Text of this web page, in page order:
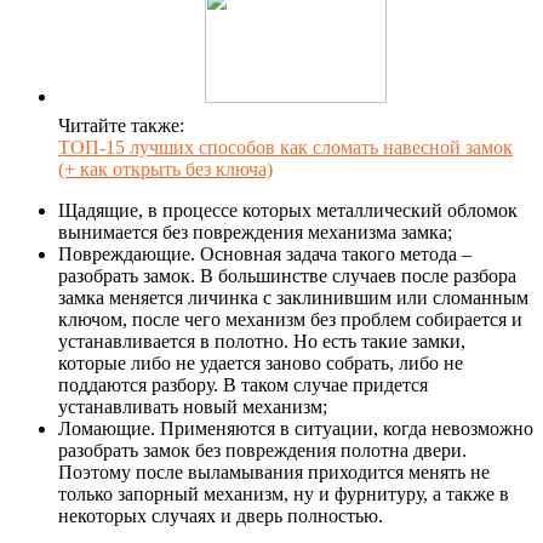
Читайте также:
ТОП-15 лучших способов как сломать навесной замок
(+ как открыть без ключа)
Щадящие, в процессе которых металлический обломок
вынимается без повреждения механизма замка;
Повреждающие. Основная задача такого метода –
разобрать замок. В большинстве случаев после разбора
замка меняется личинка с заклинившим или сломанным
ключом, после чего механизм без проблем собирается и
устанавливается в полотно. Но есть такие замки,
которые либо не удается заново собрать, либо не
поддаются разбору. В таком случае придется
устанавливать новый механизм;
Ломающие. Применяются в ситуации, когда невозможно
разобрать замок без повреждения полотна двери.
Поэтому после выламывания приходится менять не
только запорный механизм, ну и фурнитуру, а также в
некоторых случаях и дверь полностью.